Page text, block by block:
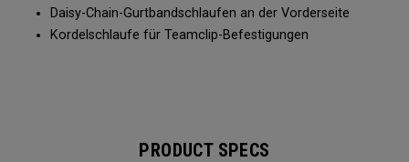
Daisy-Chain-Gurtbandschlaufen an der Vorderseite
Kordelschlaufe für Teamclip-Befestigungen
PRODUCT SPECS